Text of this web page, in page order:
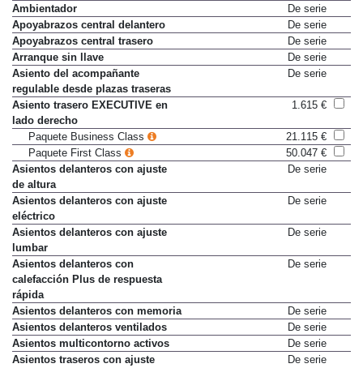
Ambientador
De serie
Apoyabrazos central delantero
De serie
Apoyabrazos central trasero
De serie
Arranque sin llave
De serie
Asiento del acompañante
regulable desde plazas traseras
De serie
Asiento trasero EXECUTIVE en
lado derecho
1.615 €
Paquete Business Class
21.115 €
Paquete First Class
50.047 €
Asientos delanteros con ajuste
de altura
De serie
Asientos delanteros con ajuste
eléctrico
De serie
Asientos delanteros con ajuste
lumbar
De serie
Asientos delanteros con
calefacción Plus de respuesta
rápida
De serie
Asientos delanteros con memoria
De serie
Asientos delanteros ventilados
De serie
Asientos multicontorno activos
De serie
Asientos traseros con ajuste
De serie